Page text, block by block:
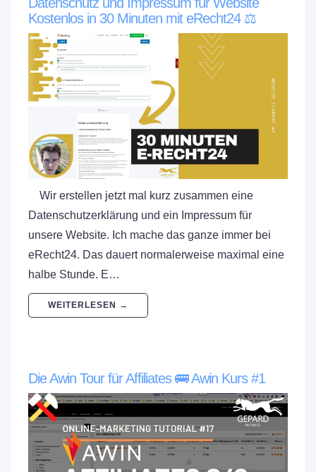
Kostenlos in 30 Minuten mit eRecht24 ⚖️
Wir erstellen jetzt mal kurz zusammen eine
Datenschutzerklärung und ein Impressum für
unsere Website. Ich mache das ganze immer bei
eRecht24. Das dauert normalerweise maximal eine
halbe Stunde. E…
WEITERLESEN →
Die Awin Tour für Affiliates 🚌 Awin Kurs #1